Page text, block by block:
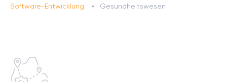
Software-Entwicklung Gesundheitswesen